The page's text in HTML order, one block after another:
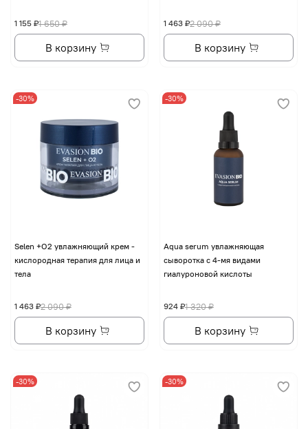
1 650 ₽
1 155 ₽
В корзину
2 090 ₽
1 463 ₽
В корзину
-30%
Selen +O2 увлажняющий крем -
кислородная терапия для лица и
тела
2 090 ₽
1 463 ₽
В корзину
-30%
Aqua serum увлажняющая
сыворотка с 4-мя видами
гиалуроновой кислоты
1 320 ₽
924 ₽
В корзину
-30% -30%